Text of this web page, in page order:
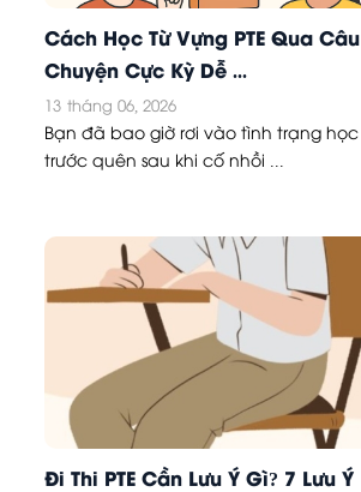
Cách Học Từ Vựng PTE Qua Câu
Chuyện Cực Kỳ Dễ ...
13 tháng 06, 2026
Bạn đã bao giờ rơi vào tình trạng học
trước quên sau khi cố nhồi ...
Đi Thi PTE Cần Lưu Ý Gì? 7 Lưu Ý